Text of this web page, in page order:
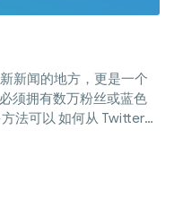
新闻的地方，更是一个
须拥有数万粉丝或蓝色
法可以 如何从 Twitter
台外的渠道创造稳定的
包括收入形式对比、具
避开的误区，助您高效